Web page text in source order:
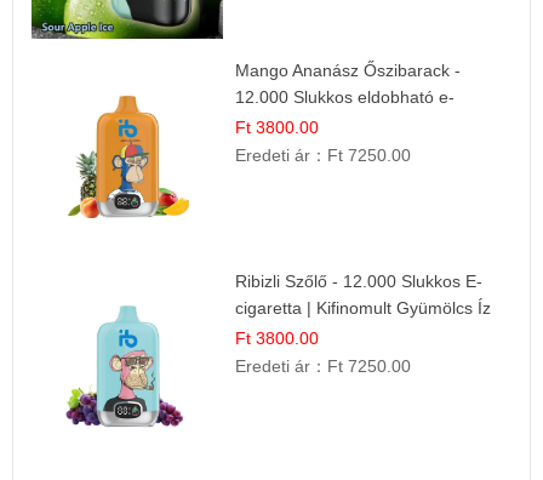
Mango Ananász Őszibarack -
12.000 Slukkos eldobható e-
Cigaretta
Ft 3800.00
Eredeti ár： Ft 7250.00
Ribizli Szőlő - 12.000 Slukkos E-
cigaretta | Kifinomult Gyümölcs Íz
Ft 3800.00
Eredeti ár： Ft 7250.00